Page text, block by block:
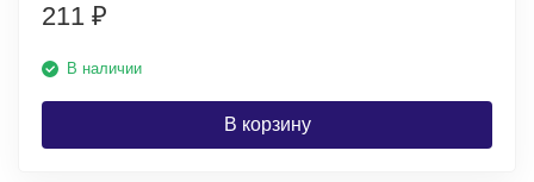
211 ₽
В наличии
В корзину